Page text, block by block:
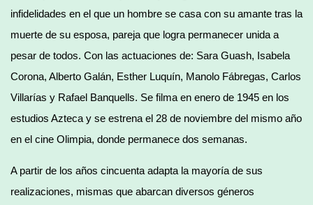
infidelidades en el que un hombre se casa con su amante tras la
muerte de su esposa, pareja que logra permanecer unida a
pesar de todos. Con las actuaciones de: Sara Guash, Isabela
Corona, Alberto Galán, Esther Luquín, Manolo Fábregas, Carlos
Villarías y Rafael Banquells. Se filma en enero de 1945 en los
estudios Azteca y se estrena el 28 de noviembre del mismo año
en el cine Olimpia, donde permanece dos semanas.
A partir de los años cincuenta adapta la mayoría de sus
realizaciones, mismas que abarcan diversos géneros